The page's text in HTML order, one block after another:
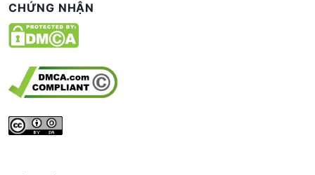
CHỨNG NHẬN